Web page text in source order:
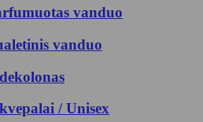
vanduo
vanduo
/ Unisex